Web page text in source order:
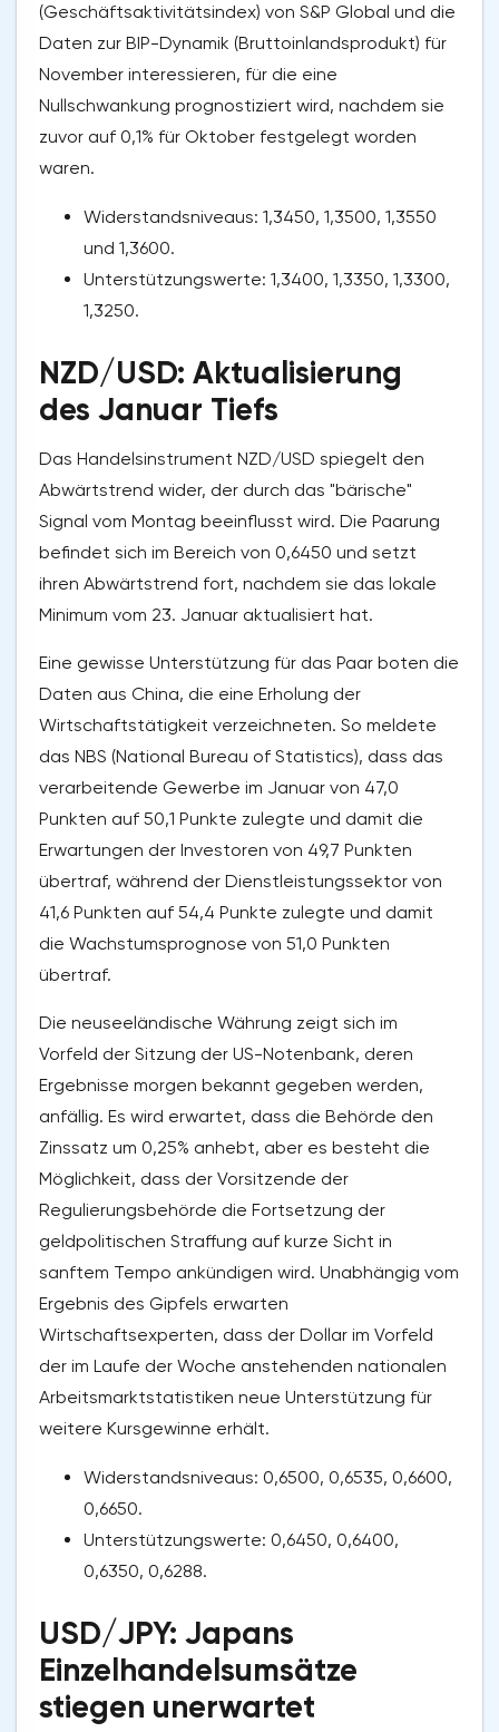
(Geschäftsaktivitätsindex) von S&P Global und die
Daten zur BIP-Dynamik (Bruttoinlandsprodukt) für
November interessieren, für die eine
Nullschwankung prognostiziert wird, nachdem sie
zuvor auf 0,1% für Oktober festgelegt worden
waren.
Widerstandsniveaus: 1,3450, 1,3500, 1,3550
und 1,3600.
Unterstützungswerte: 1,3400, 1,3350, 1,3300,
1,3250.
NZD/USD: Aktualisierung
des Januar Tiefs
Das Handelsinstrument NZD/USD spiegelt den
Abwärtstrend wider, der durch das "bärische"
Signal vom Montag beeinflusst wird. Die Paarung
befindet sich im Bereich von 0,6450 und setzt
ihren Abwärtstrend fort, nachdem sie das lokale
Minimum vom 23. Januar aktualisiert hat.
Eine gewisse Unterstützung für das Paar boten die
Daten aus China, die eine Erholung der
Wirtschaftstätigkeit verzeichneten. So meldete
das NBS (National Bureau of Statistics), dass das
verarbeitende Gewerbe im Januar von 47,0
Punkten auf 50,1 Punkte zulegte und damit die
Erwartungen der Investoren von 49,7 Punkten
übertraf, während der Dienstleistungssektor von
41,6 Punkten auf 54,4 Punkte zulegte und damit
die Wachstumsprognose von 51,0 Punkten
übertraf.
Die neuseeländische Währung zeigt sich im
Vorfeld der Sitzung der US-Notenbank, deren
Ergebnisse morgen bekannt gegeben werden,
anfällig. Es wird erwartet, dass die Behörde den
Zinssatz um 0,25% anhebt, aber es besteht die
Möglichkeit, dass der Vorsitzende der
Regulierungsbehörde die Fortsetzung der
geldpolitischen Straffung auf kurze Sicht in
sanftem Tempo ankündigen wird. Unabhängig vom
Ergebnis des Gipfels erwarten
Wirtschaftsexperten, dass der Dollar im Vorfeld
der im Laufe der Woche anstehenden nationalen
Arbeitsmarktstatistiken neue Unterstützung für
weitere Kursgewinne erhält.
Widerstandsniveaus: 0,6500, 0,6535, 0,6600,
0,6650.
Unterstützungswerte: 0,6450, 0,6400,
0,6350, 0,6288.
USD/JPY: Japans
Einzelhandelsumsätze
stiegen unerwartet